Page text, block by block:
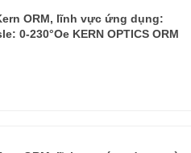
ORM, lĩnh vực ứng dụng:
0-230°Oe KERN OPTICS ORM